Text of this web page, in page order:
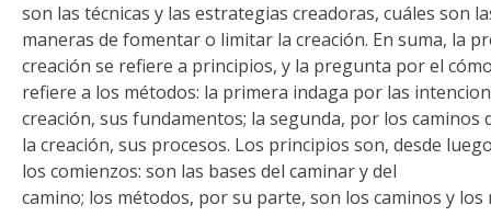
son las técnicas y las estrategias creadoras, cuáles son
maneras de fomentar o limitar la creación. En suma, la
creación se refiere a principios, y la pregunta por el
refiere a los métodos: la primera indaga por las
creación, sus fundamentos; la segunda, por los caminos
la creación, sus procesos. Los principios son, desde
los comienzos: son las bases del caminar y del
camino; los métodos, por su parte, son los caminos y los